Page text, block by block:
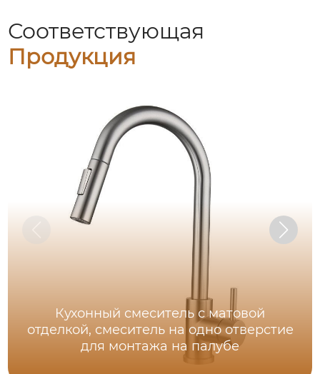
Соответствующая
Продукция
Кухонный смеситель с матовой
отделкой, смеситель на одно отверстие
для монтажа на палубе